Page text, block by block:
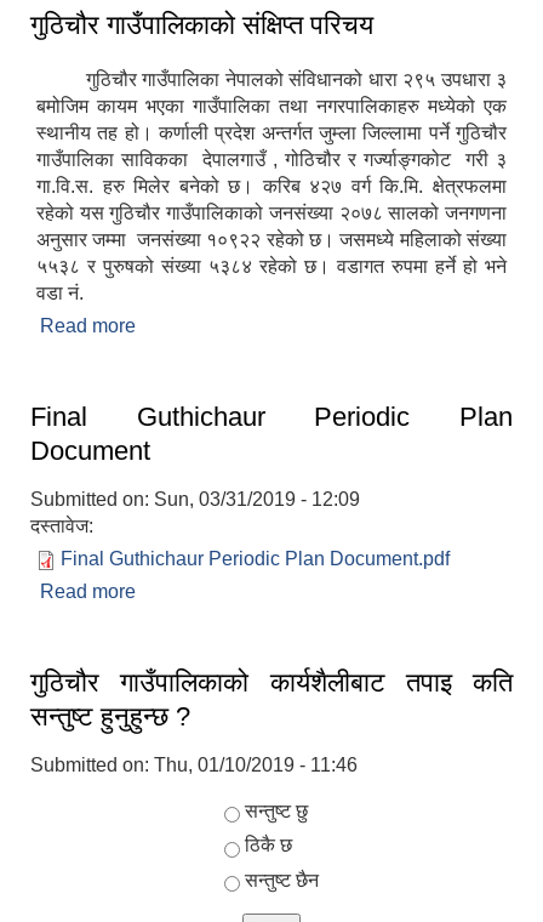
गुठिचौर गाउँपालिकाको संक्षिप्त परिचय
गुठिचौर गाउँपालिका नेपालको संविधानको धारा २९५ उपधारा ३
बमोजिम कायम भएका गाउँपालिका तथा नगरपालिकाहरु मध्येको एक
स्थानीय तह हो। कर्णाली प्रदेश अन्तर्गत जुम्ला जिल्लामा पर्ने गुठिचौर
गाउँपालिका साविकका देपालगाउँ , गोठिचौर र गर्ज्याङ्गकोट गरी ३
गा.वि.स. हरु मिलेर बनेको छ। करिब ४२७ वर्ग कि.मि. क्षेत्रफलमा
रहेको यस गुठिचौर गाउँपालिकाको जनसंख्या २०७८ सालको जनगणना
अनुसार जम्मा जनसंख्या १०९२२ रहेको छ। जसमध्ये महिलाको संख्या
५५३८ र पुरुषको संख्या ५३८४ रहेको छ। वडागत रुपमा हर्ने हो भने
वडा नं.
Read more
Final Guthichaur Periodic Plan
Document
Submitted on: Sun, 03/31/2019 - 12:09
दस्तावेज:
Final Guthichaur Periodic Plan Document.pdf
Read more
गुठिचौर गाउँपालिकाको कार्यशैलीबाट तपाइ कति
सन्तुष्ट हुनुहुन्छ ?
Submitted on: Thu, 01/10/2019 - 11:46
Choices
सन्तुष्ट छु
ठिकै छ
सन्तुष्ट छैन